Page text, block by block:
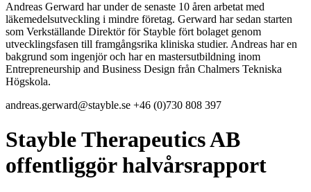
Andreas Gerward har under de senaste 10 åren arbetat med
läkemedelsutveckling i mindre företag. Gerward har sedan starten
som Verkställande Direktör för Stayble fört bolaget genom
utvecklingsfasen till framgångsrika kliniska studier. Andreas har en
bakgrund som ingenjör och har en mastersutbildning inom
Entrepreneurship and Business Design från Chalmers Tekniska
Högskola.
andreas.gerward@stayble.se +46 (0)730 808 397
Stayble Therapeutics AB
offentliggör halvårsrapport